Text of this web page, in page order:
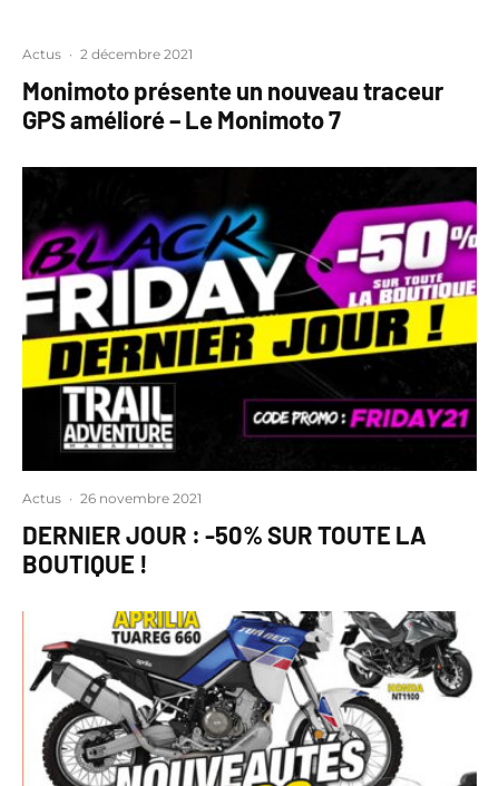
Actus · 2 décembre 2021
Monimoto présente un nouveau traceur
GPS amélioré – Le Monimoto 7
Actus · 26 novembre 2021
DERNIER JOUR : -50% SUR TOUTE LA
BOUTIQUE !